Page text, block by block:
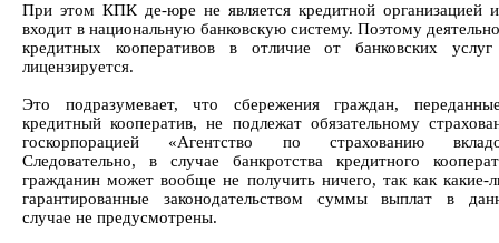
При этом КПК де-юре не является кредитной организацией
входит в национальную банковскую систему. Поэтому
кредитных кооперативов в отличие от банковских
лицензируется.
Это подразумевает, что сбережения граждан,
кредитный кооператив, не подлежат обязательному
госкорпорацией «Агентство по страхованию
Следовательно, в случае банкротства кредитного
гражданин может вообще не получить ничего, так как какие-
гарантированные законодательством суммы выплат в
случае не предусмотрены.